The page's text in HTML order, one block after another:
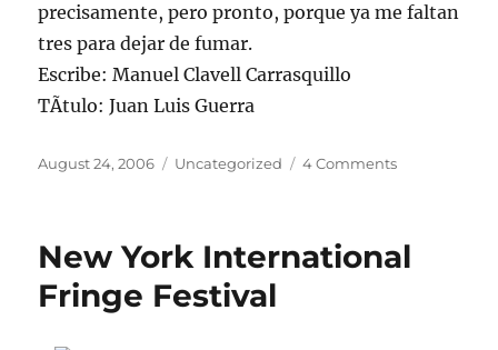
precisamente, pero pronto, porque ya me faltan
tres para dejar de fumar.
Escribe: Manuel Clavell Carrasquillo
TÃ­tulo: Juan Luis Guerra
Posted
August 24, 2006 Categories
Uncategorized 4 Commentson
New York International
Fringe Festival